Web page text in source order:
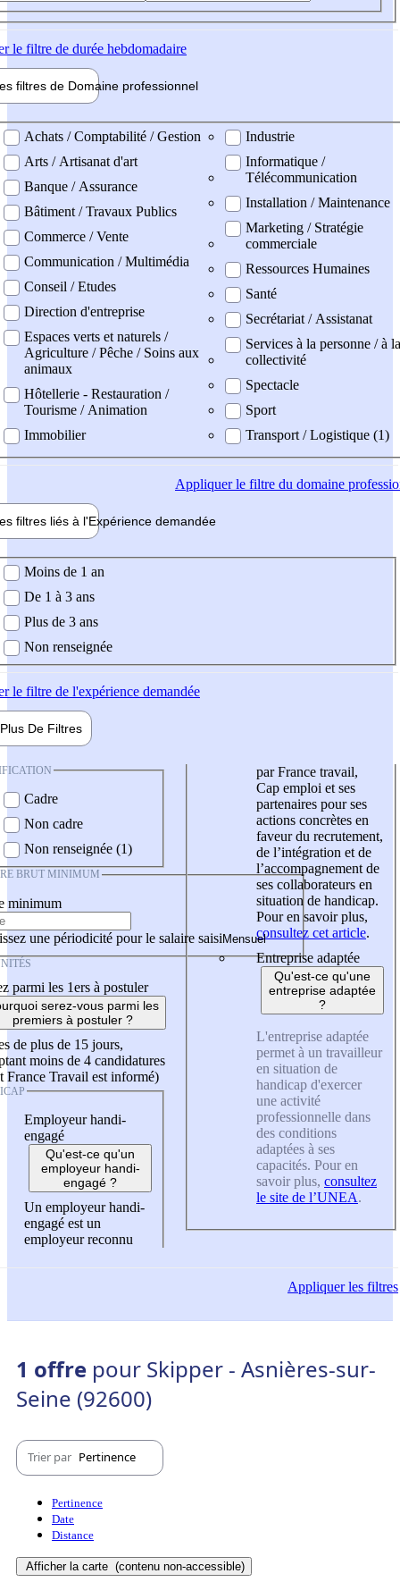
le filtre de durée hebdomadaire
filtres de Domaine professionnel
professionel
Achats / Comptabilité / Gestion
Arts / Artisanat d'art
Banque / Assurance
Bâtiment / Travaux Publics
Commerce / Vente
Communication / Multimédia
Conseil / Etudes
Direction d'entreprise
Espaces verts et naturels /
Agriculture / Pêche / Soins aux
animaux
Hôtellerie - Restauration /
Tourisme / Animation
Immobilier
Industrie
Informatique /
Télécommunication
Installation / Maintenance
Marketing / Stratégie
commerciale
Ressources Humaines
Santé
Secrétariat / Assistanat
Services à la personne / à la
collectivité
Spectacle
Sport
Transport / Logistique (1)
Appliquerle filtre du domaine
filtres liés à l'Expérience demandée
demandée
Moins de 1 an
De 1 à 3 ans
Plus de 3 ans
Non renseignée
le filtre de l'expérience demandée
Plus De Filtres
Cadre
Non cadre
Non renseignée (1)
BRUT MINIMUM
minimum
une périodicité pour le salaire saisi
parmi les 1ers à postuler
serez-vous parmi les
premiers à postuler ?
de plus de 15 jours,
moins de 4 candidatures
France Travail est informé)
Employeur handi-
engagé
Qu'est-ce qu'un
employeur handi-
engagé ?
Un employeur handi-
engagé est un
employeur reconnu
par France travail,
Cap emploi et ses
partenaires pour ses
actions concrètes en
faveur du recrutement,
de l’intégration et de
l’accompagnement de
ses collaborateurs en
situation de handicap.
Pour en savoir plus,
consultez cet article.
Entreprise adaptée
Qu'est-ce qu'une
entreprise adaptée
?
L'entreprise adaptée
permet à un travailleur
en situation de
handicap d'exercer
une activité
professionnelle dans
des conditions
adaptées à ses
capacités. Pour en
savoir plus, consultez
le site de l’UNEA.
Appliquerles filtres
1 offre pour Skipper - Asnières-sur-
Seine (92600)
Trier par Pertinence
Pertinence
Date
Distance
Afficher la carte (contenu non-accessible)